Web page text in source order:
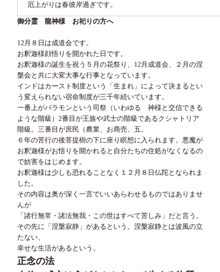
厄上がりは春彼岸過ぎです。
御分霊 龍神様 お祀りの方へ
12月８日は成道会です。
お釈迦様顔悟りを開かれた日です。
お釈迦様の誕生を祝う５月の花祭り、 12 月成道会、２月の涅
槃会と共に大変大事な行事となっています。
インドはカースト制度という「生まれ」によって決まるとい
う変えられない宿命制度が三千年続いています。
一番上がバラモンという司祭（いわゆる 神様と交信できる
ような階級） 2番目が王族や武士の階級であるクシャトリア
階級。三番目が庶民（農業、お商売、五。
６年の苦行の後菩提樹の下に座り瞑想に入られます。悪魔が
お釈迦様がお悟りを開かれると自分たちの住処がなくなるの
で妨害をはじめます。
お釈迦様は少しも恐れることなく１２月８日仏陀となられま
した。
その内容は奥が深く一言でいいあらわせるものではありませ
んが
「諸行無常・諸法無我・この世はすべて苦しみ」だと言う。
その先に「涅槃寂静」があるという。涅槃寂静とは波風の立
たない、
幸せな生活があるという。
正念の法